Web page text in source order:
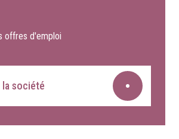
offres d'emploi
société